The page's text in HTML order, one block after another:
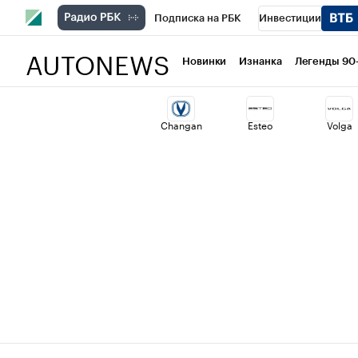
Подписка на РБК Инвестиции
Национальные проекты Город
Кредитные рейтинги Франшизы
AUTONEWS Новинки Изнанка Легенды
Changan Esteo Volga